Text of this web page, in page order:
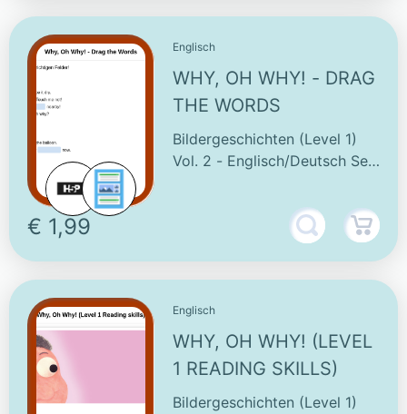
Englisch
WHY, OH WHY! - DRAG
THE WORDS
Bildergeschichten (Level 1)
Vol. 2 - Englisch/Deutsch Sek.
€ 1,99
Englisch
WHY, OH WHY! (LEVEL
1 READING SKILLS)
Bildergeschichten (Level 1)